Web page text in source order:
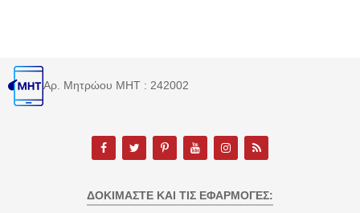
Αρ. Μητρώου MHT : 242002
ΔΟΚΙΜΆΣΤΕ ΚΑΙ ΤΙΣ ΕΦΑΡΜΟΓΈΣ: